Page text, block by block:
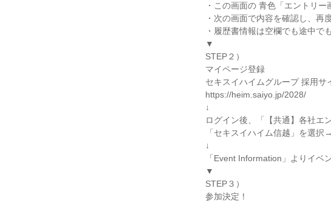
・この画面の 青色「エントリ
・次の画面で内容を確認し、再
・履歴書情報は空欄でも途中で
▼
STEP２）
マイページ登録
セキスイハイムグループ 採用
https://heim.saiyo.jp/2028/
↓
ログイン後、「【共通】各社エ
「セキスイハイム信越」を選択
↓
「Event Information」よりイベ
▼
STEP３）
参加決定！